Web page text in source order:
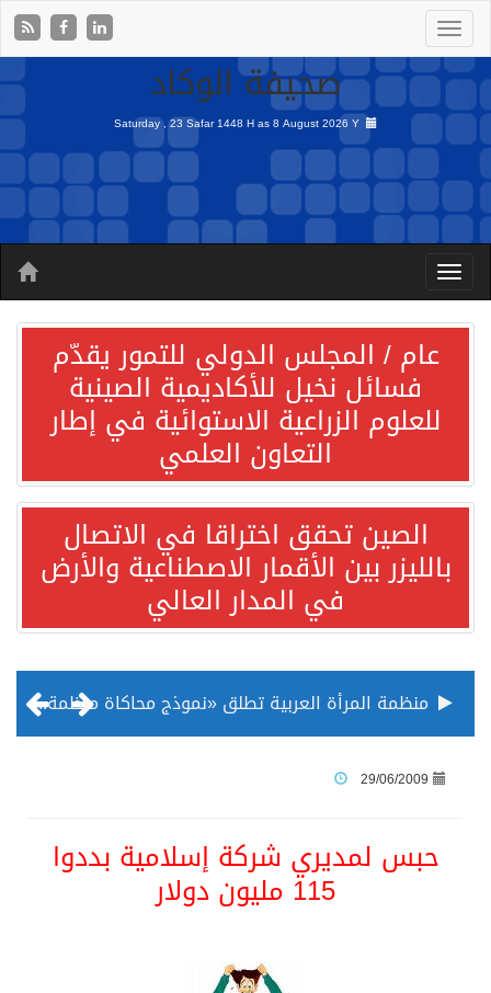
صحيفة الوكاد
Saturday , 23 Safar 1448 H as8 August 2026 Y
عام / المجلس الدولي للتمور يقدّم
فسائل نخيل للأكاديمية الصينية
للعلوم الزراعية الاستوائية في إطار
التعاون العلمي
الصين تحقق اختراقا في الاتصال
بالليزر بين الأقمار الاصطناعية والأرض
في المدار العالي
منظمة المرأة العربية تطلق «نموذج محاكاة منظمة المرأة العربية للشباب» بمشاركة 10 دول عربية..غدًا
29/06/2009
حبس لمديري شركة إسلامية بددوا
115 مليون دولار